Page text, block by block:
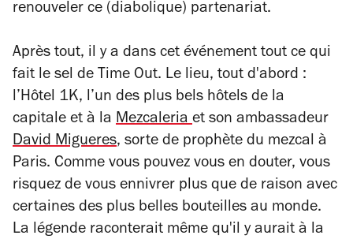
renouveler ce (diabolique) partenariat.
Après tout, il y a dans cet événement tout ce qui
fait le sel de Time Out. Le lieu, tout d'abord :
l’Hôtel 1K, l’un des plus bels hôtels de la
capitale et à la Mezcaleriaet son ambassadeur
David Migueres, sorte de prophète du mezcal à
Paris. Comme vous pouvez vous en douter, vous
risquez de vous ennivrer plus que de raison avec
certaines des plus belles bouteilles au monde.
La légende raconterait même qu'il y aurait à la